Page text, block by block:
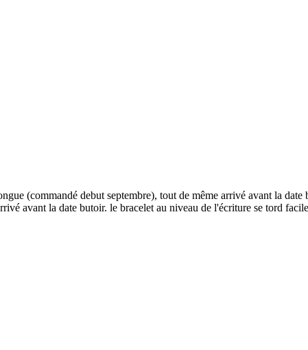
(commandé debut septembre), tout de même arrivé avant la
avant la date butoir. le bracelet au niveau de l'écriture se tord